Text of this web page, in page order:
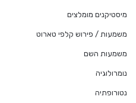
מיסטיקנים מומלצים
משמעות / פירוש קלפי טארוט
משמעות השם
נומרולוגיה
נטורופתיה